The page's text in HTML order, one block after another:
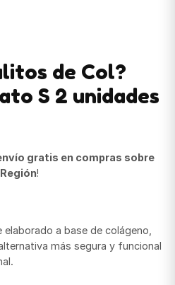
de Col?
S 2 unidades
gratis en compras sobre
!
a base de colágeno,
más segura y funcional